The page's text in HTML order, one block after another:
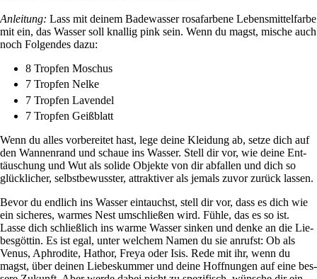
Anlei­tung: Lass mit deinem Bade­wasser rosa­far­bene Lebens­mit­tel­farbe
mit ein, das Wasser soll knallig pink sein. Wenn du magst, mische auch
noch Fol­gendes dazu:
8 Tropfen Moschus
7 Tropfen Nelke
7 Tropfen Lavendel
7 Tropfen Geißblatt
Wenn du alles vor­be­reitet hast, lege deine Klei­dung ab, setze dich auf
den Wan­nen­rand und schaue ins Wasser. Stell dir vor, wie deine Ent­
täu­schung und Wut als solide Objekte von dir abfallen und dich so
glück­li­cher, selbst­be­wusster, attrak­tiver als jemals zuvor zurück lassen.
Bevor du end­lich ins Wasser ein­tauchst, stell dir vor, dass es dich wie
ein sicheres, warmes Nest umschließen wird. Fühle, das es so ist.
Lasse dich schließ­lich ins warme Wasser sinken und denke an die Lie­
bes­göttin. Es ist egal, unter wel­chem Namen du sie anrufst: Ob als
Venus, Aphro­dite, Hathor, Freya oder Isis. Rede mit ihr, wenn du
magst, über deinen Lie­bes­kummer und deine Hoff­nungen auf eine bes­